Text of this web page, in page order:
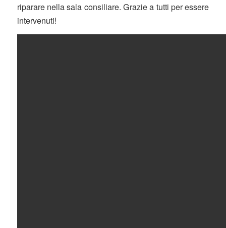
riparare nella sala consiliare. Grazie a tutti per essere
intervenuti!